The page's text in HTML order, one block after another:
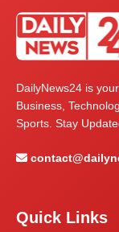
DailyNews24 is
Business,
Sports. Stay
Quick Links